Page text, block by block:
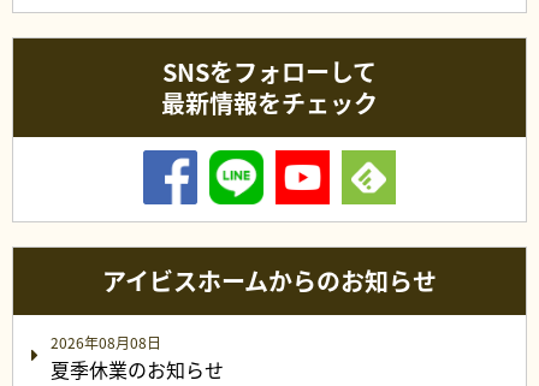
SNSをフォローして
最新情報をチェック
アイビスホームからのお知らせ
2026年08月08日
夏季休業のお知らせ